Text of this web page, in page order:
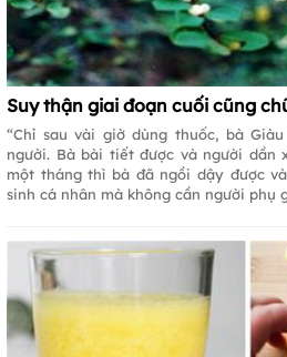
Suy thận giai đoạn cuối cũng
“Chỉ sau vài giờ dùng thuốc, bà
người. Bà bài tiết được và người dần
một tháng thì bà đã ngồi dậy được
sinh cá nhân mà không cần người phụ